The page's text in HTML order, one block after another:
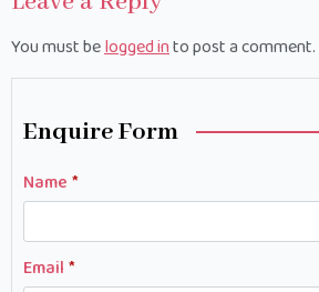
You must belogged into post a comment.
Enquire Form
Name *
Email *